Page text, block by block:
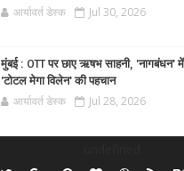
आर्यावर्त डेस्क Jul 30, 2026
मुंबई : OTT पर छाए ऋषभ साहनी, 'नागबंधन'
'टोटल मेगा विलेन' की पहचान
आर्यावर्त डेस्क Jul 28, 2026